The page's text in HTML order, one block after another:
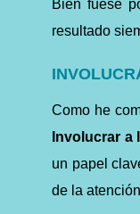
Bien fuese
resultado
Como he
Involucrar a
un papel
de la